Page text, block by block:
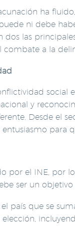
ha
ni debe
dos las
combate a la
social
y
Desde el
para
por el INE, por
ser un
país que se